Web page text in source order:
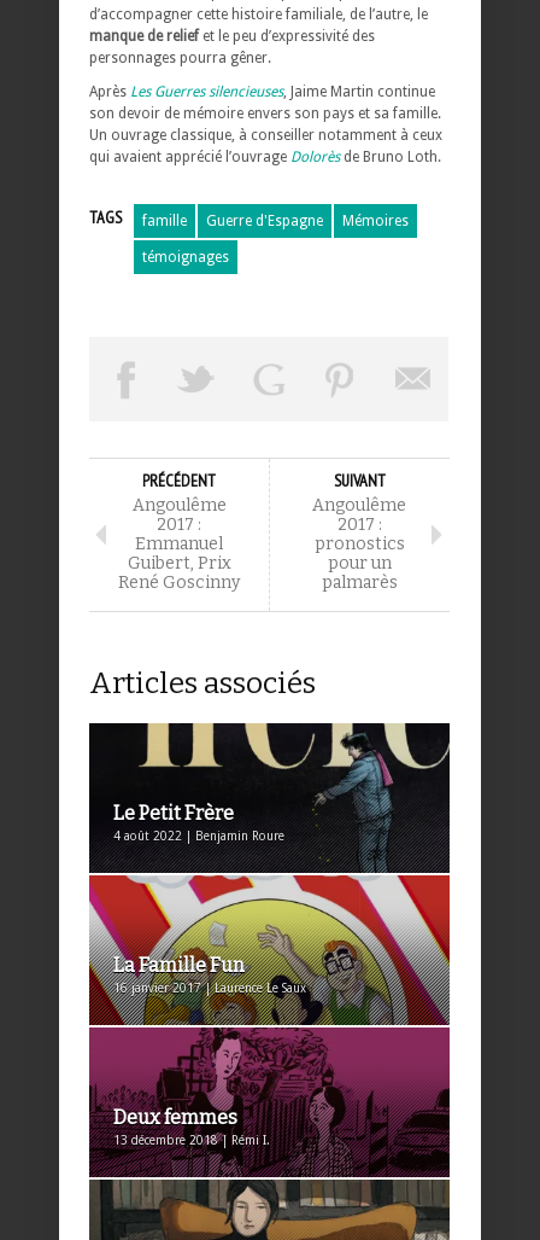
d’accompagner cette histoire familiale, de l’autre, le
manque de relief et le peu d’expressivité des
personnages pourra gêner.
Après Les Guerres silencieuses, Jaime Martin continue
son devoir de mémoire envers son pays et sa famille.
Un ouvrage classique, à conseiller notamment à ceux
qui avaient apprécié l’ouvrage Dolorèsde Bruno Loth.
TAGS famille Guerre d'Espagne Mémoires
témoignages
PRÉCÉDENT
Angoulême
2017 :
Emmanuel
Guibert, Prix
René Goscinny
SUIVANT
Angoulême
2017 :
pronostics
pour un
palmarès
Articles associés
Le Petit Frère
4 août 2022 | Benjamin Roure
La Famille Fun
16 janvier 2017 | Laurence Le Saux
Deux femmes
13 décembre 2018 | Rémi I.